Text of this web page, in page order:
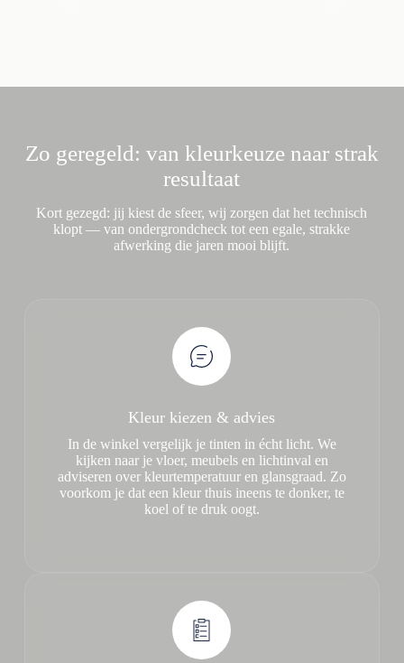
Zo geregeld: van kleurkeuze naar strak
resultaat
Kort gezegd: jij kiest de sfeer, wij zorgen dat het technisch
klopt — van ondergrondcheck tot een egale, strakke
afwerking die jaren mooi blijft.
Kleur kiezen & advies
In de winkel vergelijk je tinten in écht licht. We
kijken naar je vloer, meubels en lichtinval en
adviseren over kleurtemperatuur en glansgraad. Zo
voorkom je dat een kleur thuis ineens te donker, te
koel of te druk oogt.